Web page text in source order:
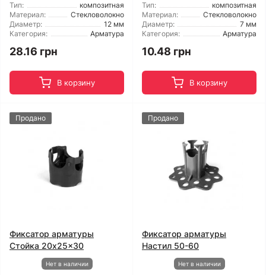
Тип:
композитная
Материал:
Стекловолокно
Диаметр:
12 мм
Категория:
Арматура
28.16 грн
В корзину
Тип:
композитная
Материал:
Стекловолокно
Диаметр:
7 мм
Категория:
Арматура
10.48 грн
В корзину
Продано
Фиксатор арматуры
Стойка 20x25x30
Нет в наличии
Продано
Фиксатор арматуры
Настил 50-60
Нет в наличии